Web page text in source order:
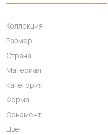
Коллекция
Размер
Страна
Материал
Категория
Форма
Орнамент
Цвет